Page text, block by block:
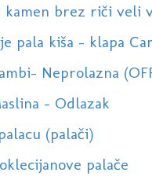
kamen brez riči veli
pala kiša - klapa
Neprolazna
- Odlazak
(palači)
palače